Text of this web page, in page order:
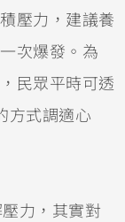
壓力，建議養
次爆發。為
民眾平時可透
方式調適心
力，其實對